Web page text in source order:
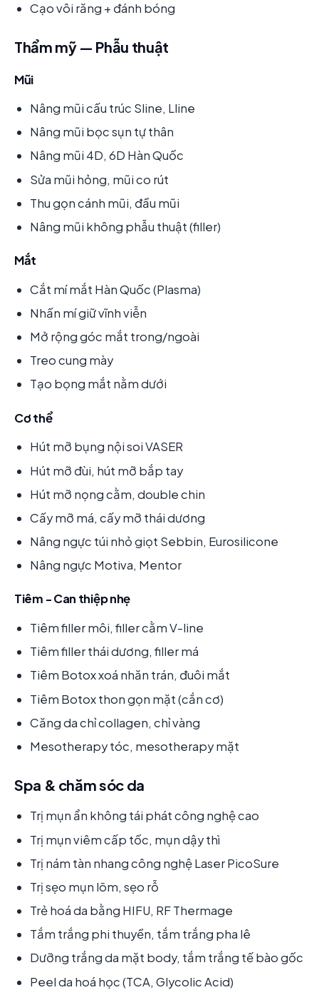
Cạo vôi răng + đánh bóng
Thẩm mỹ — Phẫu thuật
Mũi
Nâng mũi cấu trúc Sline, Lline
Nâng mũi bọc sụn tự thân
Nâng mũi 4D, 6D Hàn Quốc
Sửa mũi hỏng, mũi co rút
Thu gọn cánh mũi, đầu mũi
Nâng mũi không phẫu thuật (filler)
Mắt
Cắt mí mắt Hàn Quốc (Plasma)
Nhấn mí giữ vĩnh viễn
Mở rộng góc mắt trong/ngoài
Treo cung mày
Tạo bọng mắt nằm dưới
Cơ thể
Hút mỡ bụng nội soi VASER
Hút mỡ đùi, hút mỡ bắp tay
Hút mỡ nọng cằm, double chin
Cấy mỡ má, cấy mỡ thái dương
Nâng ngực túi nhỏ giọt Sebbin, Eurosilicone
Nâng ngực Motiva, Mentor
Tiêm - Can thiệp nhẹ
Tiêm filler môi, filler cằm V-line
Tiêm filler thái dương, filler má
Tiêm Botox xoá nhăn trán, đuôi mắt
Tiêm Botox thon gọn mặt (cắn cơ)
Căng da chỉ collagen, chỉ vàng
Mesotherapy tóc, mesotherapy mặt
Spa & chăm sóc da
Trị mụn ẩn không tái phát công nghệ cao
Trị mụn viêm cấp tốc, mụn dậy thì
Trị nám tàn nhang công nghệ Laser PicoSure
Trị sẹo mụn lõm, sẹo rỗ
Trẻ hoá da bằng HIFU, RF Thermage
Tắm trắng phi thuyền, tắm trắng pha lê
Dưỡng trắng da mặt body, tắm trắng tế bào gốc
Peel da hoá học (TCA, Glycolic Acid)